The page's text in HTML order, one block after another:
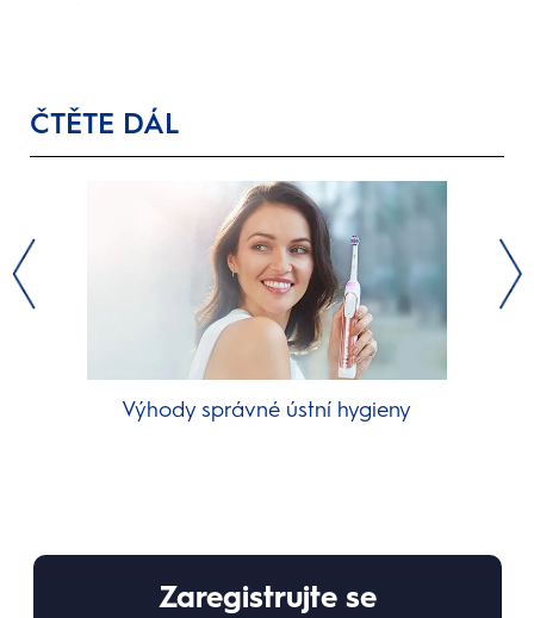
ČTĚTE DÁL
Výhody správné ústní hygieny
Zaregistrujte se